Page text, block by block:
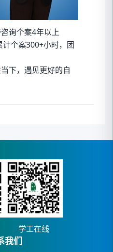
询个案4年以上
计个案300+小时，团
下，遇见更好的自
学工在线
我们